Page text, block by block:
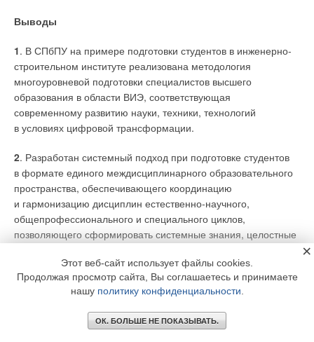
Выводы
1. В СПбПУ на примере подготовки студентов в инженерно-
строительном институте реализована методология
многоуровневой подготовки специалистов высшего
образования в области ВИЭ, соответствующая
современному развитию науки, техники, технологий
в условиях цифровой трансформации.
2. Разработан системный подход при подготовке студентов
в формате единого междисциплинарного образовательного
пространства, обеспечивающего координацию
и гармонизацию дисциплин естественно-научного,
общепрофессионального и специального циклов,
позволяющего сформировать системные знания, целостные
3 . Впервые в СПбПУ лицензирована внутривузовская
сетевая магистерская программа 08.04.01_24
Проектирование объектов возобновляемой энергетики
с использованием цифровых технологий», позволяющая
Этот веб-сайт использует файлы cookies.
Продолжая просмотр сайта, Вы соглашаетесь и принимаете
нашу политику конфиденциальности
ОК. БОЛЬШЕ НЕ ПОКАЗЫВАТЬ.
×